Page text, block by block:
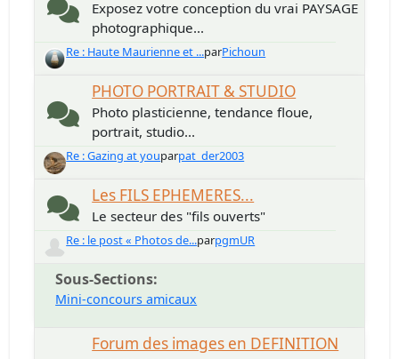
Exposez votre conception du vrai PAYSAGE
photographique...
Re : Haute Maurienne et ...parPichoun
PHOTO PORTRAIT & STUDIO
Photo plasticienne, tendance floue,
portrait, studio...
Re : Gazing at youparpat_der2003
Les FILS EPHEMERES...
Le secteur des "fils ouverts"
Re : le post « Photos de...parpgmUR
Sous-Sections
Mini-concours amicaux
Forum des images en DEFINITION